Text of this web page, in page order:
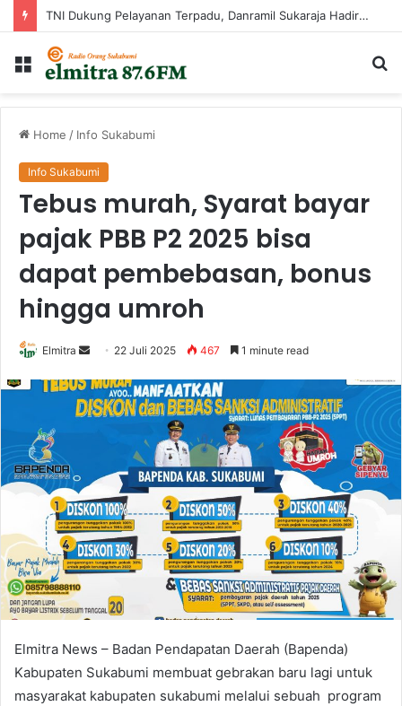
TNI Dukung Pelayanan Terpadu, Danramil Sukaraja Hadiri Rekam E-KTP, Pemeriksaan Mata, dan Bazar UMKM di Bojongsawah
Menu
Home / Info Sukabumi
Info Sukabumi
Tebus murah, Syarat bayar
pajak PBB P2 2025 bisa
dapat pembebasan, bonus
hingga umroh
Elmitra
Send
email
22 Juli 2025 467 1 minute read
Elmitra News – Badan Pendapatan Daerah (Bapenda)
Kabupaten Sukabumi membuat gebrakan baru lagi untuk
masyarakat kabupaten sukabumi melalui sebuah program